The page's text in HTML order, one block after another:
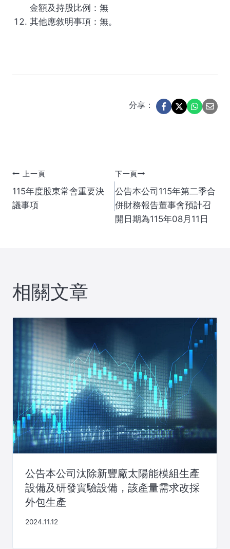
金額及持股比例：無
其他應敘明事項：無。
分享：
文
章
上一頁
115年度股東常會重要決
議事項
下一頁
公告本公司115年第二季合
併財務報告董事會預計召
開日期為115年08月11日
相關文章
公告本公司汰除新豐廠太陽能模組生產
設備及研發實驗設備，該產量需求改採
外包生產
2024.11.12